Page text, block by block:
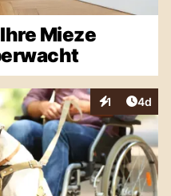
Mieze
1
Interaktionen
4d